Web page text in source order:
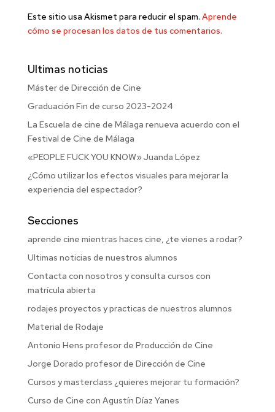
Este sitio usa Akismet para reducir el spam. Aprende
cómo se procesan los datos de tus comentarios.
Ultimas noticias
Máster de Dirección de Cine
Graduación Fin de curso 2023-2024
La Escuela de cine de Málaga renueva acuerdo con el
Festival de Cine de Málaga
«PEOPLE FUCK YOU KNOW» Juanda López
¿Cómo utilizar los efectos visuales para mejorar la
experiencia del espectador?
Secciones
aprende cine mientras haces cine, ¿te vienes a rodar?
Ultimas noticias de nuestros alumnos
Contacta con nosotros y consulta cursos con
matrícula abierta
rodajes proyectos y practicas de nuestros alumnos
Material de Rodaje
Antonio Hens profesor de Producción de Cine
Jorge Dorado profesor de Dirección de Cine
Cursos y masterclass ¿quieres mejorar tu formación?
Curso de Cine con Agustín Díaz Yanes